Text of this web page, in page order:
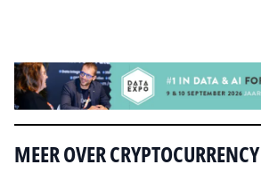
MEER OVER CRYPTOCURRENCY